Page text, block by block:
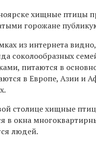
хищные птицы
горожане
из интернета
соколообразных
питаются в
в Европе, Азии и
столице хищные
в окна
людей.